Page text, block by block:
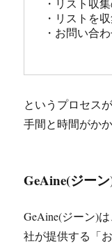
・リスト収
・リストを
・お問い合
というプロセス
手間と時間がかか
GeAine(ジー
GeAine(ジーン)
社が提供する「